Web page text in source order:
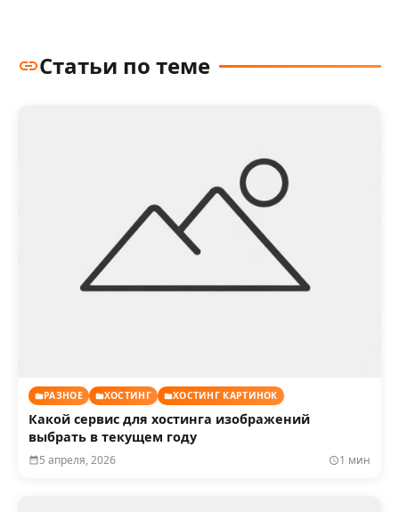
Статьи по теме
РАЗНОЕ ХОСТИНГ ХОСТИНГ КАРТИНОК
Какой сервис для хостинга изображений
выбрать в текущем году
5 апреля, 2026 1 мин